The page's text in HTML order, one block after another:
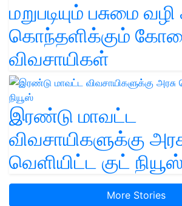
மறுபடியும் பசுமை
கொந்தளிக்கும்
விவசாயிகள்
இரண்டு மாவட்ட
விவசாயிகளுக்கு
வெளியிட்ட குட் நியூஸ்
More Stories